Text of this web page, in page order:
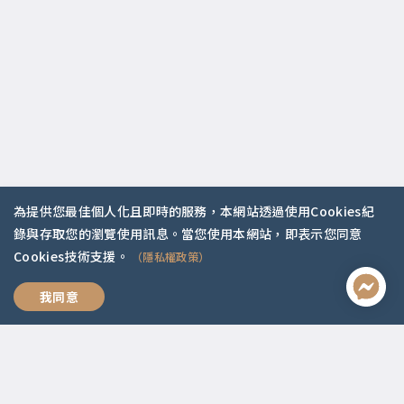
我想跟你好好說
聯絡資訊
02-2292-2086
service@koob.com.tw
為提供您最佳個人化且即時的服務，本網站透過使用Cookies紀
錄與存取您的瀏覽使用訊息。當您使用本網站，即表示您同意
Cookies技術支援。
（隱私權政策）
我同意